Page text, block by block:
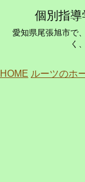
個別指
愛知県尾張旭市で
く
HOME ルーツのホ